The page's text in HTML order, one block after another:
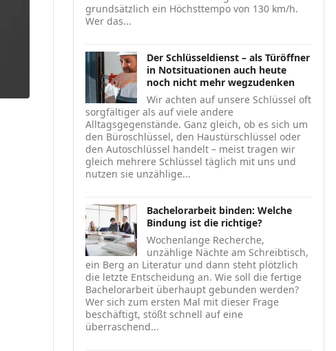
grundsätzlich ein Höchsttempo von 130 km/h.
Wer das...
Der Schlüsseldienst – als Türöffner
in Notsituationen auch heute
noch nicht mehr wegzudenken
Wir achten auf unsere Schlüssel oft
sorgfältiger als auf viele andere
Alltagsgegenstände. Ganz gleich, ob es sich um
den Büroschlüssel, den Haustürschlüssel oder
den Autoschlüssel handelt – meist tragen wir
gleich mehrere Schlüssel täglich mit uns und
nutzen sie unzählige...
Bachelorarbeit binden: Welche
Bindung ist die richtige?
Wochenlange Recherche,
unzählige Nächte am Schreibtisch,
ein Berg an Literatur und dann steht plötzlich
die letzte Entscheidung an. Wie soll die fertige
Bachelorarbeit überhaupt gebunden werden?
Wer sich zum ersten Mal mit dieser Frage
beschäftigt, stößt schnell auf eine
überraschend...